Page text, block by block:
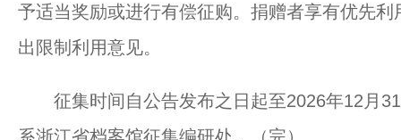
予适当奖励或进行有偿征购。捐赠者享有优先
出限制利用意见。
征集时间自公告发布之日起至2026年12月31
系浙江省档案馆征集编研处。（完）